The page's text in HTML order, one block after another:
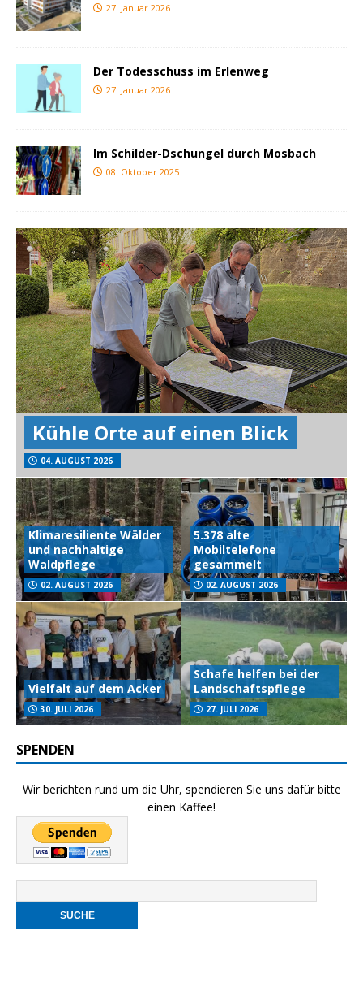
27. Januar 2026
Der Todesschuss im Erlenweg
27. Januar 2026
Im Schilder-Dschungel durch Mosbach
08. Oktober 2025
Kühle Orte auf einen Blick
04. AUGUST 2026
Klimaresiliente Wälder
und nachhaltige
Waldpflege
02. AUGUST 2026
5.378 alte
Mobiltelefone
gesammelt
02. AUGUST 2026
Vielfalt auf dem Acker
30. JULI 2026
Schafe helfen bei der
Landschaftspflege
27. JULI 2026
SPENDEN
Wir berichten rund um die Uhr, spendieren Sie uns dafür bitte
einen Kaffee!